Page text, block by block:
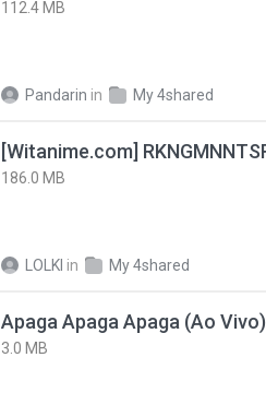
112.4 MB
Pandarin in My 4shared
186.0 MB
LOLKI in My 4shared
Apaga Apaga Apaga (Ao Vivo)
3.0 MB